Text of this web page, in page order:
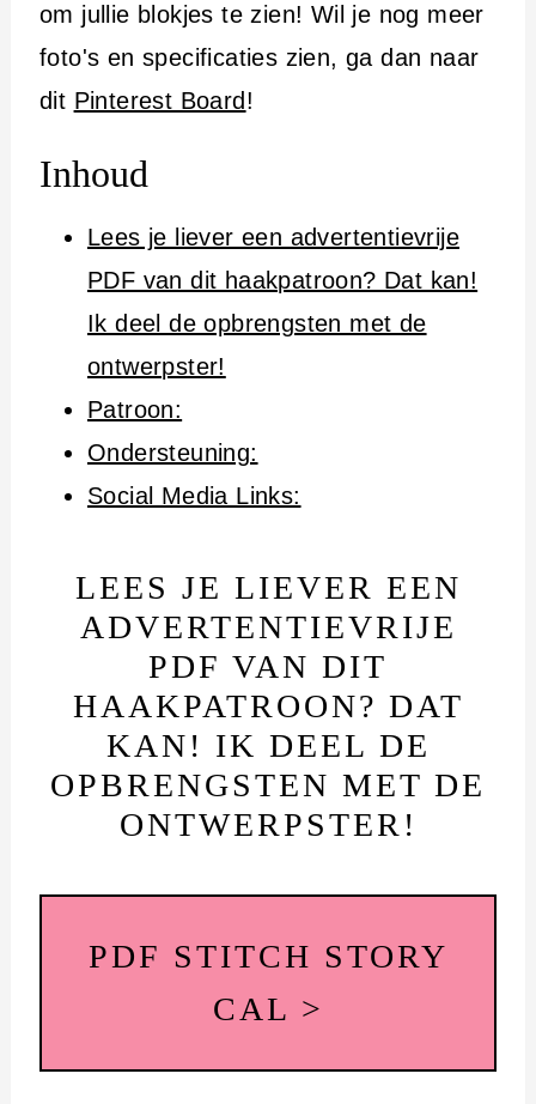
om jullie blokjes te zien! Wil je nog meer
foto's en specificaties zien, ga dan naar
dit Pinterest Board !
Inhoud
Lees je liever een advertentievrije
PDF van dit haakpatroon? Dat kan!
Ik deel de opbrengsten met de
ontwerpster!
Patroon:
Ondersteuning:
Social Media Links:
LEES JE LIEVER EEN
ADVERTENTIEVRIJE
PDF VAN DIT
HAAKPATROON? DAT
KAN! IK DEEL DE
OPBRENGSTEN MET DE
ONTWERPSTER!
PDF STITCH STORY
CAL >